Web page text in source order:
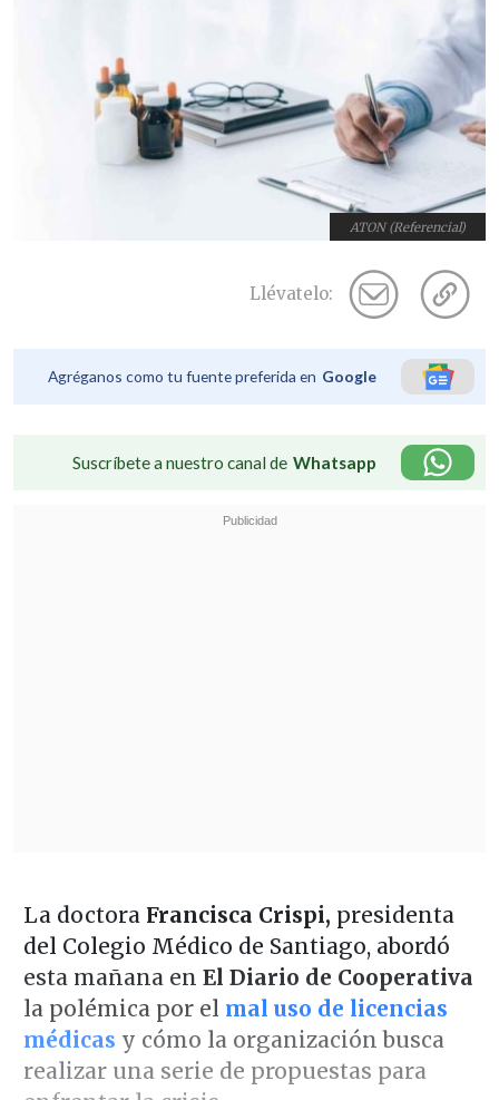
ATON (Referencial)
Llévatelo:
Agréganos como tu fuente preferida en Google
Suscríbete a nuestro canal de Whatsapp
La doctora Francisca Crispi, presidenta
del Colegio Médico de Santiago, abordó
esta mañana en El Diario de Cooperativa
la polémica por el mal uso de licencias
médicas y cómo la organización busca
realizar una serie de propuestas para